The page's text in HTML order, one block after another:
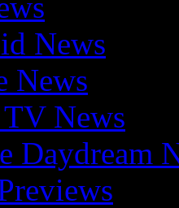
News
News
News
Daydream